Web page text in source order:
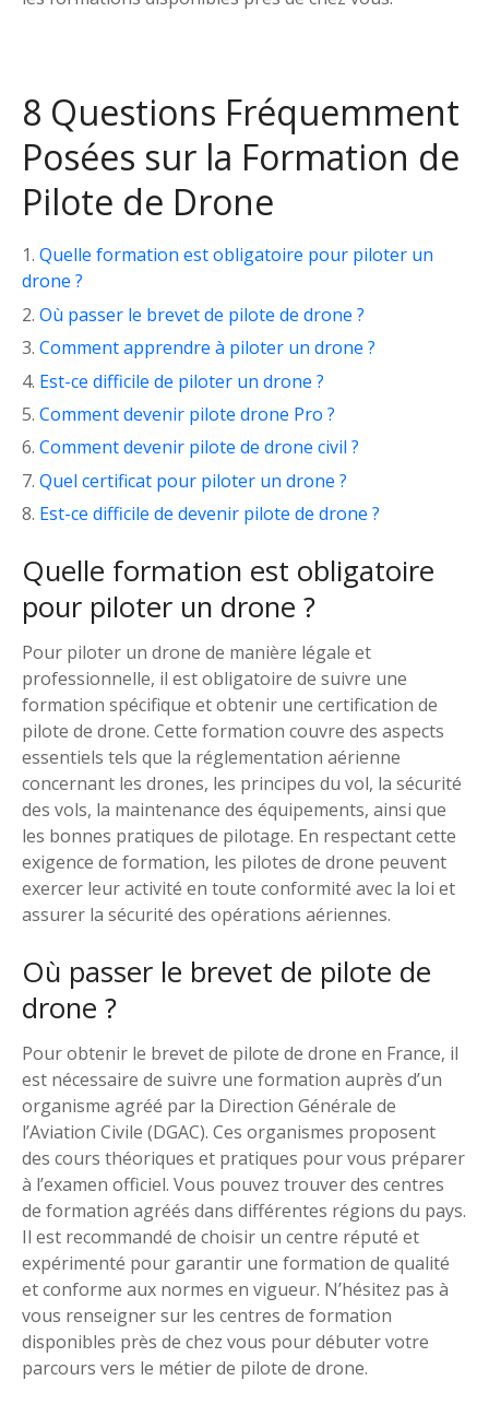
8 Questions Fréquemment
Posées sur la Formation de
Pilote de Drone
Quelle formation est obligatoire pour piloter un
drone ?
Où passer le brevet de pilote de drone ?
Comment apprendre à piloter un drone ?
Est-ce difficile de piloter un drone ?
Comment devenir pilote drone Pro ?
Comment devenir pilote de drone civil ?
Quel certificat pour piloter un drone ?
Est-ce difficile de devenir pilote de drone ?
Quelle formation est obligatoire
pour piloter un drone ?
Pour piloter un drone de manière légale et
professionnelle, il est obligatoire de suivre une
formation spécifique et obtenir une certification de
pilote de drone. Cette formation couvre des aspects
essentiels tels que la réglementation aérienne
concernant les drones, les principes du vol, la sécurité
des vols, la maintenance des équipements, ainsi que
les bonnes pratiques de pilotage. En respectant cette
exigence de formation, les pilotes de drone peuvent
exercer leur activité en toute conformité avec la loi et
assurer la sécurité des opérations aériennes.
Où passer le brevet de pilote de
drone ?
Pour obtenir le brevet de pilote de drone en France, il
est nécessaire de suivre une formation auprès d’un
organisme agréé par la Direction Générale de
l’Aviation Civile (DGAC). Ces organismes proposent
des cours théoriques et pratiques pour vous préparer
à l’examen officiel. Vous pouvez trouver des centres
de formation agréés dans différentes régions du pays.
Il est recommandé de choisir un centre réputé et
expérimenté pour garantir une formation de qualité
et conforme aux normes en vigueur. N’hésitez pas à
vous renseigner sur les centres de formation
disponibles près de chez vous pour débuter votre
parcours vers le métier de pilote de drone.